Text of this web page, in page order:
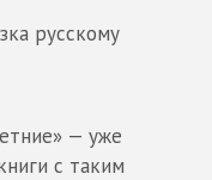
русскому
— уже
с таким